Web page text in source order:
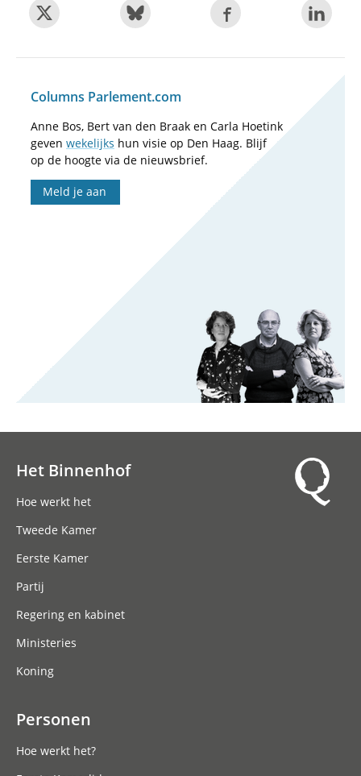
Columns Parlement.com
Anne Bos, Bert van den Braak en Carla Hoetink
geven wekelijks hun visie op Den Haag. Blijf
op de hoogte via de nieuwsbrief.
Meld je aan
Het Binnenhof
Hoe werkt het
Tweede Kamer
Eerste Kamer
Partij
Regering en kabinet
Ministeries
Koning
Personen
Hoe werkt het?